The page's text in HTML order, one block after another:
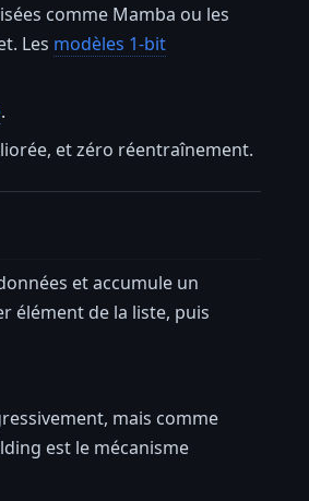
comme Mamba ou les
Les modèles 1-bit
.
et zéro réentraînement.
et accumule un
élément de la liste, puis
mais comme
est le mécanisme